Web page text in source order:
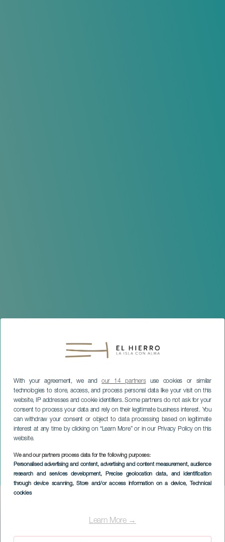
With your agreement, we andour 14 partnersuse cookies or similar
technologies to store, access, and process personal data like your visit on this
website, IP addresses and cookie identifiers. Some partners do not ask for your
consent to process your data and rely on their legitimate business interest. You
can withdraw your consent or object to data processing based on legitimate
interest at any time by clicking on “Learn More” or in our Privacy Policy on this
website.
We and our partners process data for the following purposes:
Personalised advertising and content, advertising and content measurement, audience
research and services development, Precise geolocation data, and identification
through device scanning, Store and/or access information on a device, Technical
cookies
Learn More →
Tierra, Mar y Alma
EL HIERRO